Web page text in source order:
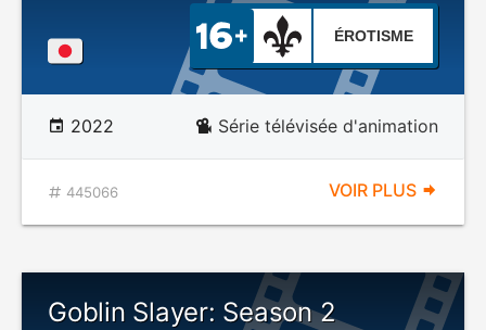
ÉROTISME
2022 Série télévisée d'animation
445066 VOIR PLUS
Goblin Slayer: Season 2